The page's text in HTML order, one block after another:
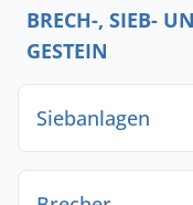
BRECH-, SIEB-
GESTEIN
Siebanlagen